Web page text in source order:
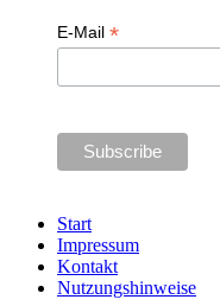
E-Mail *
Start
Impressum
Kontakt
Nutzungshinweise